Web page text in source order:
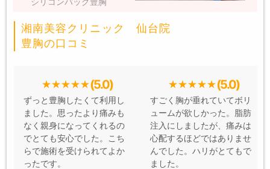
湘南美容クリニック 仙台院
豊胸の口コミ
(5.0)
ずっと豊胸したくて利用し
ました。思ったより痛みも
なく親身になってくれるの
でとても安心でした。こち
らで施術を受けられてよか
ったです。
(5.0)
すごく胸が垂れていてボリ
ュームが欲しかった。脂肪
注入にしましたが、痛みは
心配するほどではありませ
んでした。ハリがとてもで
ました。